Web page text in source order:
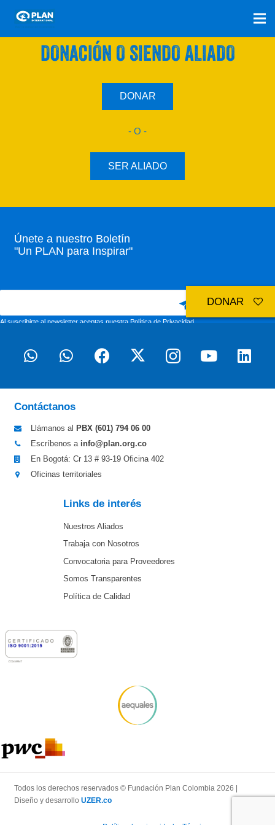
SÚMATE A NUESTRO PLAN CON UNA
DONACIÓN O SIENDO ALIADO
DONAR
- O -
SER ALIADO
Únete a nuestro Boletín
"Un PLAN para Inspirar"
Al suscribirte al newsletter aceptas nuestraPolítica de Privacidad
Contáctanos
Llámanos al PBX (601) 794 06 00
Escríbenos a info@plan.org.co
En Bogotá: Cr 13 # 93-19 Oficina 402
Oficinas territoriales
Links de interés
Nuestros Aliados
Trabaja con Nosotros
Convocatoria para Proveedores
Somos Transparentes
Política de Calidad
Todos los derechos reservados © Fundación Plan Colombia 2026 |
Diseño y desarrollo UZER.co
DONAR